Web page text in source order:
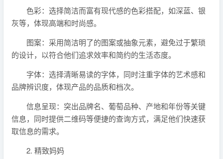
色彩：选择简洁而富有现代感的色彩搭配，如深蓝、银
灰等，体现高端和时尚感。
图案：采用简洁明了的图案或抽象元素，避免过于繁琐
的设计，以符合他们追求效率和简约的生活态度。
字体：选择清晰易读的字体，同时注重字体的艺术感和
品牌辨识度，体现产品的品质和档次。
信息呈现：突出品牌名、葡萄品种、产地和年份等关键
信息，同时提供二维码等便捷的查询方式，满足他们快速获
取信息的需求。
2. 精致妈妈